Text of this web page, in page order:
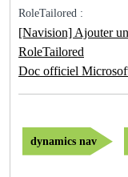
RoleTailored :
[Navision] Ajouter un
RoleTailored
Doc officiel
dynamics nav